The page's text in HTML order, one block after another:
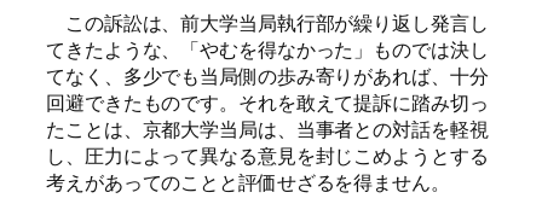
この訴訟は、前大学当局執行部が繰り返し発言し
てきたような、「やむを得なかった」ものでは決し
てなく、多少でも当局側の歩み寄りがあれば、十分
回避できたものです。それを敢えて提訴に踏み切っ
たことは、京都大学当局は、当事者との対話を軽視
し、圧力によって異なる意見を封じこめようとする
考えがあってのことと評価せざるを得ません。